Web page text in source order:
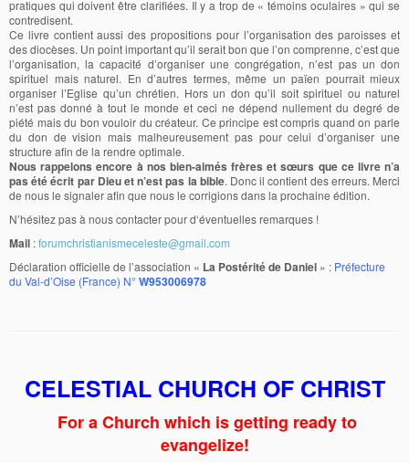
pratiques qui doivent être clarifiées. Il y a trop de « témoins oculaires » qui se
contredisent.
Ce livre contient aussi des propositions pour l’organisation des paroisses et
des diocèses. Un point important qu’il serait bon que l’on comprenne, c’est que
l’organisation, la capacité d’organiser une congrégation, n’est pas un don
spirituel mais naturel. En d’autres termes, même un païen pourrait mieux
organiser l’Eglise qu’un chrétien. Hors un don qu’il soit spirituel ou naturel
n’est pas donné à tout le monde et ceci ne dépend nullement du degré de
piété mais du bon vouloir du créateur. Ce principe est compris quand on parle
du don de vision mais malheureusement pas pour celui d’organiser une
structure afin de la rendre optimale.
Nous rappelons encore à nos bien-aimés frères et sœurs que ce livre n’a
pas été écrit par Dieu et n’est pas la bible. Donc il contient des erreurs. Merci
de nous le signaler afin que nous le corrigions dans la prochaine édition.
N’hésitez pas à nous contacter pour d‘éventuelles remarques !
Mail :forumchristianismeceleste@gmail.com
Déclaration officielle de l’association « La Postérité de Daniel » : Préfecture
du Val-d’Oise (France) N° W953006978
CELESTIAL CHURCH OF CHRIST
For a Church which is getting ready to
evangelize!